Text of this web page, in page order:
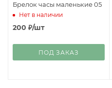
Брелок часы маленькие 05
Нет в наличии
200 ₽/шт
ПОД ЗАКАЗ